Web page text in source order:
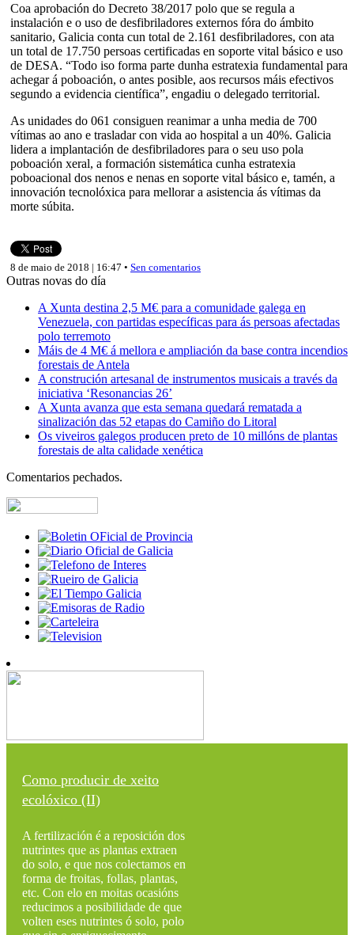
Coa aprobación do Decreto 38/2017 polo que se regula a
instalación e o uso de desfibriladores externos fóra do ámbito
sanitario, Galicia conta cun total de 2.161 desfibriladores, con ata
un total de 17.750 persoas certificadas en soporte vital básico e uso
de DESA. “Todo iso forma parte dunha estratexia fundamental para
achegar á poboación, o antes posible, aos recursos máis efectivos
segundo a evidencia científica”, engadiu o delegado territorial.
As unidades do 061 consiguen reanimar a unha media de 700
vítimas ao ano e trasladar con vida ao hospital a un 40%. Galicia
lidera a implantación de desfibriladores para o seu uso pola
poboación xeral, a formación sistemática cunha estratexia
poboacional dos nenos e nenas en soporte vital básico e, tamén, a
innovación tecnolóxica para mellorar a asistencia ás vítimas da
morte súbita.
8 de maio de 2018 | 16:47 • Sen comentarios
Outras novas do día
A Xunta destina 2,5 M€ para a comunidade galega en
Venezuela, con partidas específicas para ás persoas afectadas
polo terremoto
Máis de 4 M€ á mellora e ampliación da base contra incendios
forestais de Antela
A construción artesanal de instrumentos musicais a través da
iniciativa ‘Resonancias 26’
A Xunta avanza que esta semana quedará rematada a
sinalización das 52 etapas do Camiño do Litoral
Os viveiros galegos producen preto de 10 millóns de plantas
forestais de alta calidade xenética
Comentarios pechados.
Como producir de xeito
ecolóxico (II)
A fertilización é a reposición dos
nutrintes que as plantas extraen
do solo, e que nos colectamos en
forma de froitas, follas, plantas,
etc. Con elo en moitas ocasións
reducimos a posibilidade de que
volten eses nutrintes ó solo, polo